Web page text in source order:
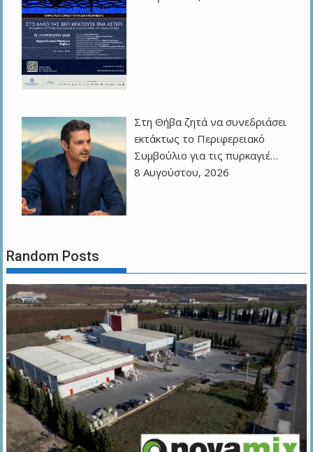
Στη Θήβα ζητά να συνεδριάσει
εκτάκτως το Περιφερειακό
Συμβούλιο για τις πυρκαγιέ…
8 Αυγούστου, 2026
Random Posts